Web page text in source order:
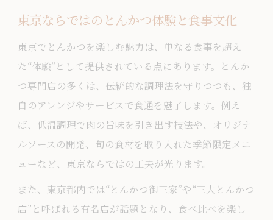
東京ならではのとんかつ体験と食事文化
東京でとんかつを楽しむ魅力は、単なる食事を超え
た“体験”として提供されている点にあります。とんか
つ専門店の多くは、伝統的な調理法を守りつつも、独
自のアレンジやサービスで食通を魅了します。例え
ば、低温調理で肉の旨味を引き出す技法や、オリジナ
ルソースの開発、旬の食材を取り入れた季節限定メニ
ューなど、東京ならではの工夫が光ります。
また、東京都内では“とんかつ御三家”や“三大とんかつ
店”と呼ばれる有名店が話題となり、食べ比べを楽し